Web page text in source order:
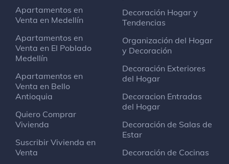
Apartamentos en
Venta en Medellín
Apartamentos en
Venta en El Poblado
Medellín
Apartamentos en
Venta en Bello
Antioquia
Quiero Comprar
Vivienda
Suscribir Vivienda en
Venta
Decoración Hogar y
Tendencias
Organización del Hogar
y Decoración
Decoración Exteriores
del Hogar
Decoracion Entradas
del Hogar
Decoración de Salas de
Estar
Decoración de Cocinas